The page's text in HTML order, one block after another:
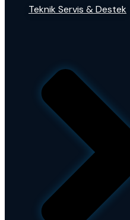
Teknik Servis & Destek